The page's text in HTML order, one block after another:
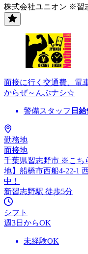
株式会社ユニオン ※習
面接に行く交通費、電
からぜ～んぶナシ☆
警備スタッフ 日給
勤務地
面接地
千葉県習志野市 ※こち
地】船橋市西船4-22-1
中！
新習志野駅 徒歩5分
シフト
週3日からOK
未経験OK